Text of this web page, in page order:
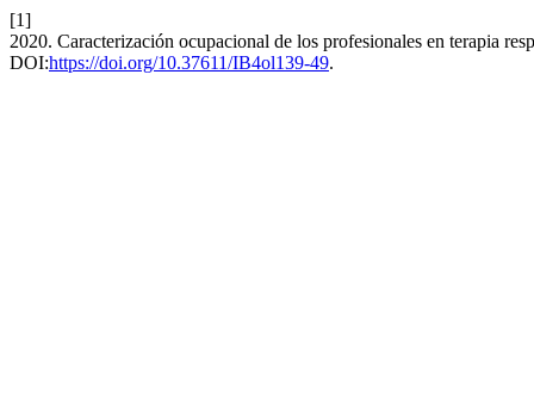
[1]
2020. Caracterización ocupacional de los profesionales en terapia
DOI:https://doi.org/10.37611/IB4ol139-49.